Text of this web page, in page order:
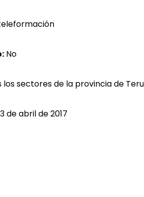
No
sectores de la provincia de
de abril de 2017